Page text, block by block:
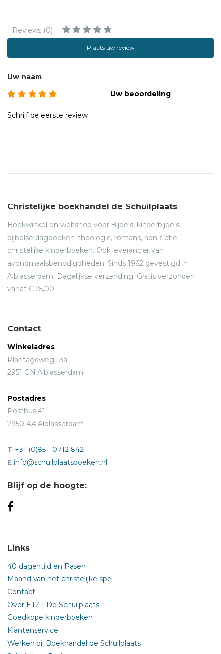
Reviews (0)
Plaats uw review
Uw naam
Uw beoordeling
Schrijf de eerste review
Christelijke boekhandel de Schuilplaats
Boekwinkel en webshop voor Bijbels, kinderbijbels,
bijbelse dagboeken, theologie, romans, non-fictie,
christelijke kinderboeken. Ook leverancier van
avondmaalsbenodigdheden. Sinds 1962 gevestigd in
Alblasserdam. Dagelijkse verzending. Gratis verzonden
vanaf € 25,00.
Contact
Winkeladres
Plantageweg 13a
2951 GN Alblasserdam
Postadres
Postbus 41
2950 AA Alblasserdam
T +31 (0)85 - 0712 842
E info@schuilplaatsboeken.nl
Blijf op de hoogte:
Links
40 dagentijd en Pasen
Maand van het christelijke spel
Contact
Over ETZ | De Schuilplaats
Goedkope kinderboeken
Klantenservice
Werken bij Boekhandel de Schuilplaats